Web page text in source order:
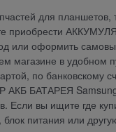
для планшетов,
приобрести
или оформить
в удобном
по банковскому
АКБ БАТАРЕЯ
вы ищите где
питания или